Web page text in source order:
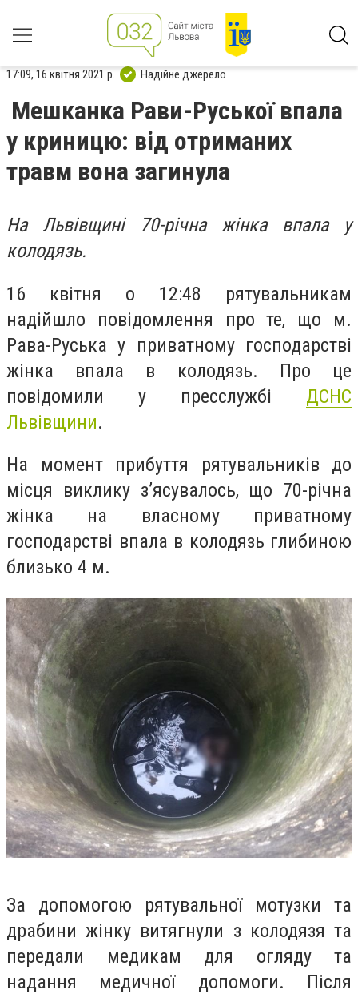
17:09, 16 квітня 2021 р. Надійне джерело
Мешканка Рави-Руської впала
у криницю: від отриманих
травм вона загинула
На Львівщині 70-річна жінка впала у
колодязь.
16 квітня о 12:48 рятувальникам
надійшло повідомлення про те, що м.
Рава-Руська у приватному господарстві
жінка впала в колодязь. Про це
повідомили у пресслужбі ДСНС
Львівщини.
На момент прибуття рятувальників до
місця виклику з’ясувалось, що 70-річна
жінка на власному приватному
господарстві впала в колодязь глибиною
близько 4 м.
За допомогою рятувальної мотузки та
драбини жінку витягнули з колодязя та
передали медикам для огляду та
надання медичної допомоги. Після